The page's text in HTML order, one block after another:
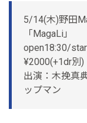
5/14(木)野田
「MagaLi」
open18:30/
¥2000(+1dr別)
出演：木挽真
ップマン